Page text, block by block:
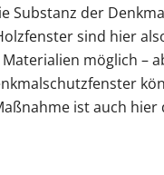
Substanz der
sind hier
möglich –
ist auch hier